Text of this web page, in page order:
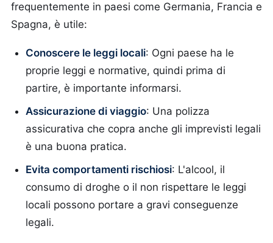
frequentemente in paesi come Germania, Francia e
Spagna, è utile:
Conoscere le leggi locali: Ogni paese ha le
proprie leggi e normative, quindi prima di
partire, è importante informarsi.
Assicurazione di viaggio: Una polizza
assicurativa che copra anche gli imprevisti legali
è una buona pratica.
Evita comportamenti rischiosi: L'alcool, il
consumo di droghe o il non rispettare le leggi
locali possono portare a gravi conseguenze
legali.